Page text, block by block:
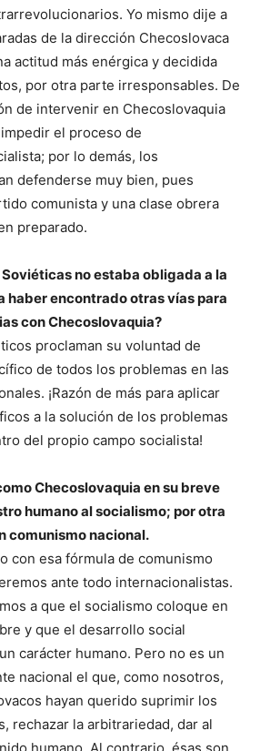
Yo mismo dije a
de la dirección Checoslovaca
actitud más enérgica y decidida
por otra parte irresponsables. De
de intervenir en Checoslovaquia
el proceso de
por lo demás, los
defenderse muy bien, pues
comunista y una clase obrera
preparado.
no estaba obligada a la
haber encontrado otras vías para
con Checoslovaquia?
proclaman su voluntad de
de todos los problemas en las
¡Razón de más para aplicar
a la solución de los problemas
del propio campo socialista!
Checoslovaquia en su breve
humano al socialismo; por otra
comunismo nacional.
con esa fórmula de comunismo
ante todo internacionalistas.
a que el socialismo coloque en
y que el desarrollo social
carácter humano. Pero no es un
nacional el que, como nosotros,
hayan querido suprimir los
rechazar la arbitrariedad, dar al